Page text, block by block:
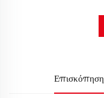
Επισκόπηση